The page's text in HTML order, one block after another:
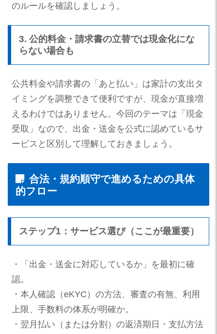
のルールを確認しましょう。
3. 公的料金・請求書の立替では現金化にな
らない場合も
公共料金や請求書の「あと払い」は家計の支出タ
イミングを調整できて便利ですが、現金が直接増
えるわけではありません。今回のテーマは「現金
受取」なので、出金・送金を公式に認めているサ
ービスと区別して理解しておきましょう。
合法・規約順守で進めるための具体
的フロー
ステップ1：サービス選び（ここが最重要）
・「出金・送金に対応しているか」を最初に確
認。
・本人確認（eKYC）の方法、審査の有無、利用
上限、手数料の体系が明確か。
・翌月払い（または分割）の返済期日・支払方法